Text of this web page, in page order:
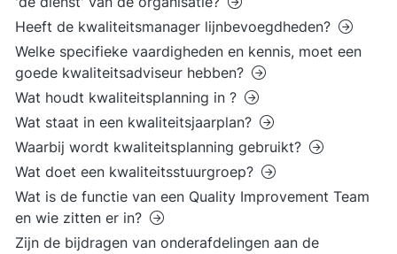
Heeft de kwaliteitsmanager lijnbevoegdheden?
Welke specifieke vaardigheden en kennis, moet een
goede kwaliteitsadviseur hebben?
Wat houdt kwaliteitsplanning in ?
Wat staat in een kwaliteitsjaarplan?
Waarbij wordt kwaliteitsplanning gebruikt?
Wat doet een kwaliteitsstuurgroep?
Wat is de functie van een Quality Improvement Team
en wie zitten er in?
Zijn de bijdragen van onderafdelingen aan de